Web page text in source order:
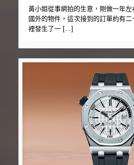
黃小姐從事網拍的生意，剛做一年
國外的物件，這次接到的訂單約有
裡發生了一 […]